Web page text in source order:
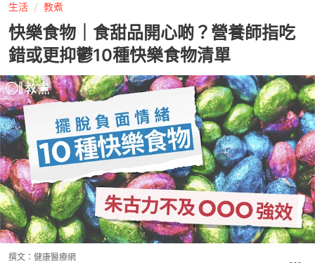
生活 教煮
快樂食物｜食甜品開心啲？營養師指吃
錯或更抑鬱10種快樂食物清單
撰文： 健康醫療網